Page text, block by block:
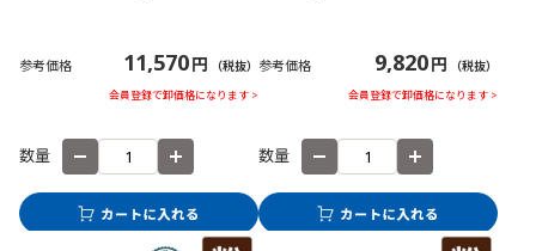
参考価格 11,570円 （税抜）
会員登録で卸価格になります >
数量
参考価格 9,820円 （税抜）
会員登録で卸価格になります >
数量